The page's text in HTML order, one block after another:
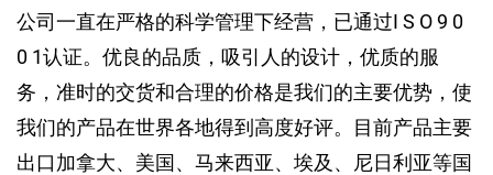
公司一直在严格的科学管理下经营，已通过I S O 9 0
0 1认证。优良的品质，吸引人的设计，优质的服
务，准时的交货和合理的价格是我们的主要优势，使
我们的产品在世界各地得到高度好评。目前产品主要
出口加拿大、美国、马来西亚、埃及、尼日利亚等国